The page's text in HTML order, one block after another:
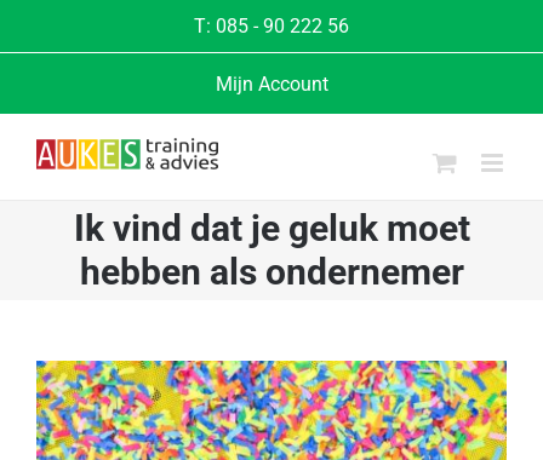
naar
T: 085 - 90 222 56
Mijn Account
Ik vind dat je geluk moet
hebben als ondernemer
Bekijk
grotere
afbeelding